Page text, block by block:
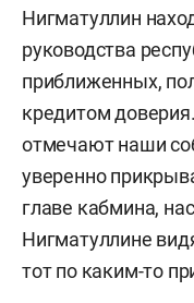
То же самое, к
юстиции РТ 39-
узких кругах он
есть вопросы к
признанию
например, с МЧС
вроде и есть, а
Нигматуллин
руководства
приближенных,
кредитом
отмечают наши
уверенно
главе кабмина,
Нигматуллине
тот по каким-то